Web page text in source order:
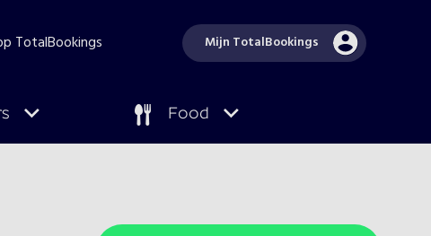
TotalBookings Mijn TotalBookings
Food